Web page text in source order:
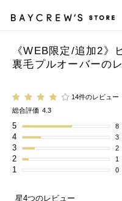
《WEB限定/追加2》
裏毛プルオーバーの
14件のレビュー
総合評価 4.3
5 8
4 3
3 2
2 1
1 0